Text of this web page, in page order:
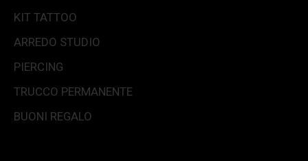
KIT TATTOO
ARREDO STUDIO
PIERCING
TRUCCO PERMANENTE
BUONI REGALO